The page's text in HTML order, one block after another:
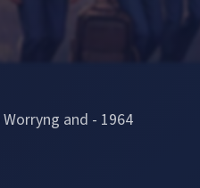
and - 1964